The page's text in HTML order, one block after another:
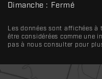
Dimanche : Fermé
Les données sont affichées
être considérées comme une
pas à nous consulter pour